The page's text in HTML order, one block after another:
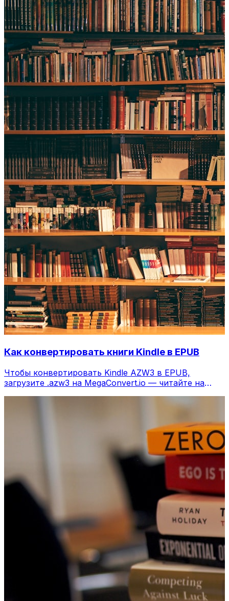
Как конвертировать книги Kindle в EPUB
Чтобы конвертировать Kindle AZW3 в EPUB,
загрузите .azw3 на MegaConvert.io — читайте на